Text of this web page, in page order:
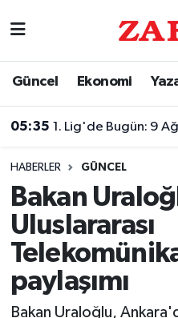
Güncel Ekonomi
05:35 1. Lig'de Bugün: 9
HABERLER GÜNCEL
Bakan
Uluslararası
paylaşımı
Bakan Uraloğlu,
Nöbetçi Eczaneler
Trafik Durumu
Süper Lig Puan
Tüm Manşetler
Son Dakika Haberleri